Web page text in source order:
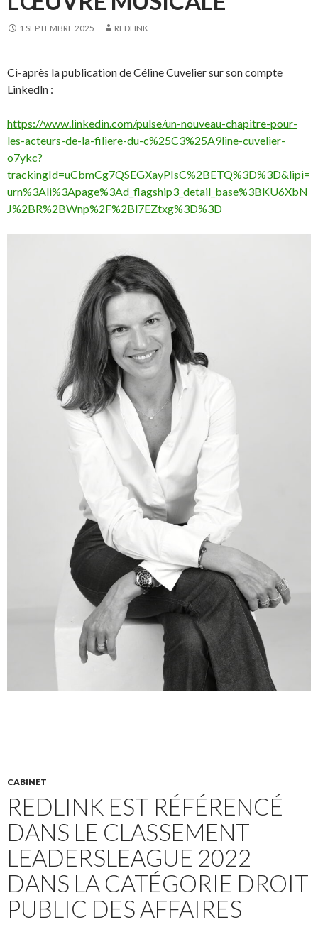
1 SEPTEMBRE 2025 REDLINK
Ci-après la publication de Céline Cuvelier sur son compte
Linkedln :
https://www.linkedin.com/pulse/un-nouveau-chapitre-pour-
les-acteurs-de-la-filiere-du-c%25C3%25A9line-cuvelier-
o7ykc?
trackingId=uCbmCg7QSEGXayPIsC%2BETQ%3D%3D&lipi=
urn%3Ali%3Apage%3Ad_flagship3_detail_base%3BKU6XbN
J%2BR%2BWnp%2F%2Bl7EZtxg%3D%3D
CABINET
REDLINK EST RÉFÉRENCÉ
DANS LE CLASSEMENT
LEADERSLEAGUE 2022
DANS LA CATÉGORIE DROIT
PUBLIC DES AFFAIRES